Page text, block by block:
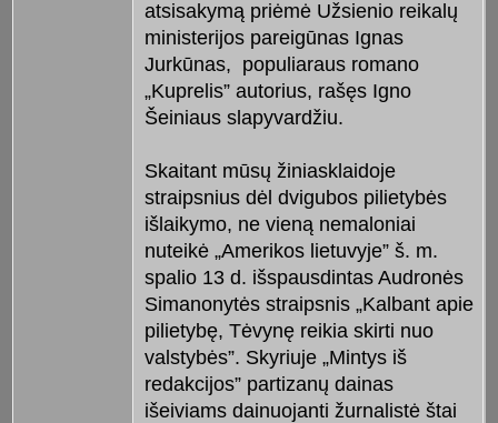
atsisakymą priėmė Užsienio reikalų
ministerijos pareigūnas Ignas
Jurkūnas, populiaraus romano
„Kuprelis” autorius, rašęs Igno
Šeiniaus slapyvardžiu.
Skaitant mūsų žiniasklaidoje
straipsnius dėl dvigubos pilietybės
išlaikymo, ne vieną nemaloniai
nuteikė „Amerikos lietuvyje” š. m.
spalio 13 d. išspausdintas Audronės
Simanonytės straipsnis „Kalbant apie
pilietybę, Tėvynę reikia skirti nuo
valstybės”. Skyriuje „Mintys iš
redakcijos” partizanų dainas
išeiviams dainuojanti žurnalistė štai